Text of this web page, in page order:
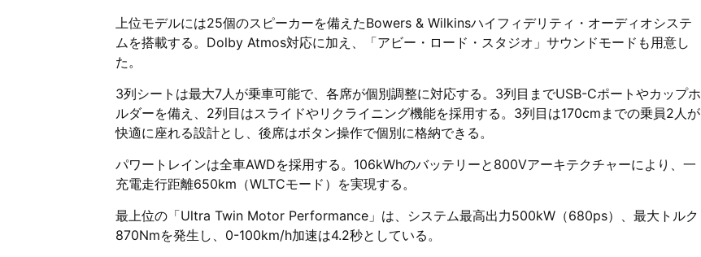
上位モデルには25個のスピーカーを備えたBowers & Wilkinsハイフィデリティ・オーディオシステ
ムを搭載する。Dolby Atmos対応に加え、「アビー・ロード・スタジオ」サウンドモードも用意し
た。
3列シートは最大7人が乗車可能で、各席が個別調整に対応する。3列目までUSB-Cポートやカップホ
ルダーを備え、2列目はスライドやリクライニング機能を採用する。3列目は170cmまでの乗員2人が
快適に座れる設計とし、後席はボタン操作で個別に格納できる。
パワートレインは全車AWDを採用する。106kWhのバッテリーと800Vアーキテクチャーにより、一
充電走行距離650km（WLTCモード）を実現する。
最上位の「Ultra Twin Motor Performance」は、システム最高出力500kW（680ps）、最大トルク
870Nmを発生し、0-100km/h加速は4.2秒としている。